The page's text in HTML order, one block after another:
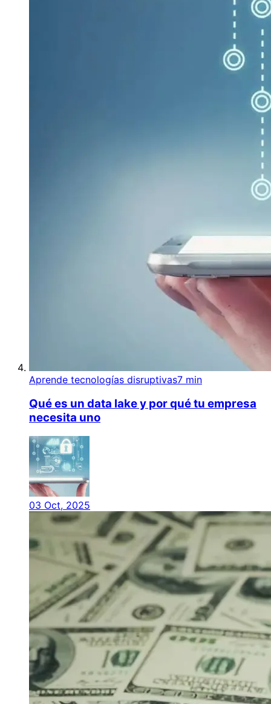
Aprende tecnologías disruptivas7 min
Qué es un data lake y por qué tu empresa
necesita uno
03 Oct, 2025